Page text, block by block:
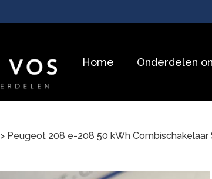
Home Onderdelen
> Peugeot 208 e-208 50 kWh